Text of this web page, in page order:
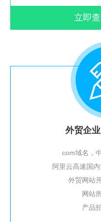
立即
外贸企
com域名，
阿里云高速国
外贸网站
网站
产品